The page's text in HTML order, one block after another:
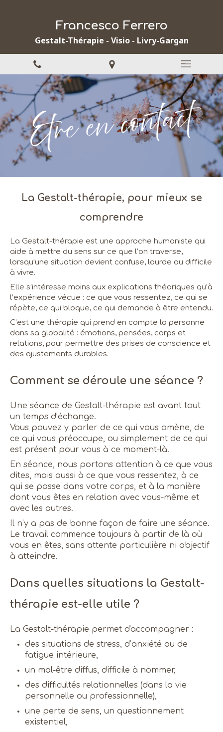
Francesco Ferrero
Gestalt-Thérapie - Visio - Livry-Gargan
La Gestalt-thérapie, pour mieux se
comprendre
La Gestalt-thérapie est une approche humaniste qui
aide à mettre du sens sur ce que l’on traverse,
lorsqu’une situation devient confuse, lourde ou difficile
à vivre.
Elle s’intéresse moins aux explications théoriques qu’à
l’expérience vécue : ce que vous ressentez, ce qui se
répète, ce qui bloque, ce qui demande à être entendu.
C’est une thérapie qui prend en compte la personne
dans sa globalité : émotions, pensées, corps et
relations, pour permettre des prises de conscience et
des ajustements durables.
Comment se déroule une séance ?
Une séance de Gestalt-thérapie est avant tout
un temps d’échange.
Vous pouvez y parler de ce qui vous amène, de
ce qui vous préoccupe, ou simplement de ce qui
est présent pour vous à ce moment-là.
En séance, nous portons attention à ce que vous
dites, mais aussi à ce que vous ressentez, à ce
qui se passe dans votre corps, et à la manière
dont vous êtes en relation avec vous-même et
avec les autres.
Il n’y a pas de bonne façon de faire une séance.
Le travail commence toujours à partir de là où
vous en êtes, sans attente particulière ni objectif
à atteindre.
Dans quelles situations la Gestalt-
thérapie est-elle utile ?
La Gestalt-thérapie permet d'accompagner :
des situations de stress, d’anxiété ou de
fatigue intérieure,
un mal-être diffus, difficile à nommer,
des difficultés relationnelles (dans la vie
personnelle ou professionnelle),
une perte de sens, un questionnement
existentiel,